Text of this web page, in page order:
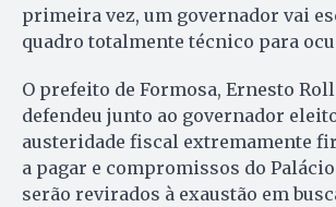
primeira vez, um governador vai
quadro totalmente técnico para
O prefeito de Formosa, Ernesto
defendeu junto ao governador
austeridade fiscal extremamente
a pagar e compromissos do
serão revirados à exaustão em